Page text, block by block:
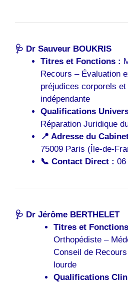
🩺 Dr Sauveur BOUKRIS
Titres et Fonctions :
Recours – Évaluation
préjudices corporels
indépendante
Qualifications
Réparation Juridique
📍 Adresse du
75009 Paris (Île-de-
📞 Contact Direct : 06
🩺 Dr Jérôme BERTHELET
Titres et
Orthopédiste –
Conseil de
lourde
Qualifications